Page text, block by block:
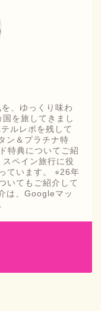
、ゆっくり味わ
を旅してきまし
ルレポを残して
ン＆プラチナ特
特典についてご紹
ペイン旅行に役
ています。 ⭐︎26年
いてもご紹介して
は、Googleマッ